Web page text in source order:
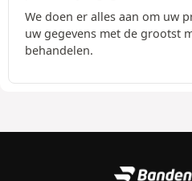
We doen er alles aan om uw
uw gegevens met de grootst
behandelen.